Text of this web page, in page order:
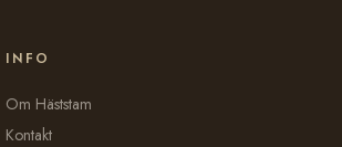
INFO
Om Häststam
Kontakt